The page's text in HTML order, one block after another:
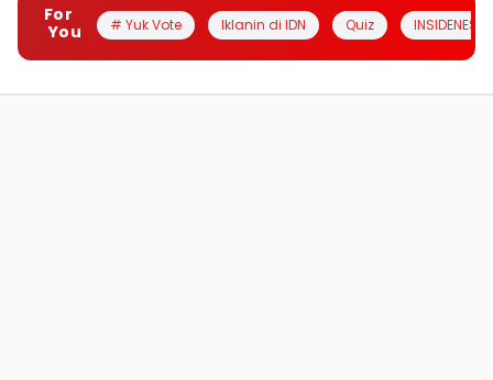
For
You
# Yuk Vote Iklanin di IDN Quiz INSIDENESIA